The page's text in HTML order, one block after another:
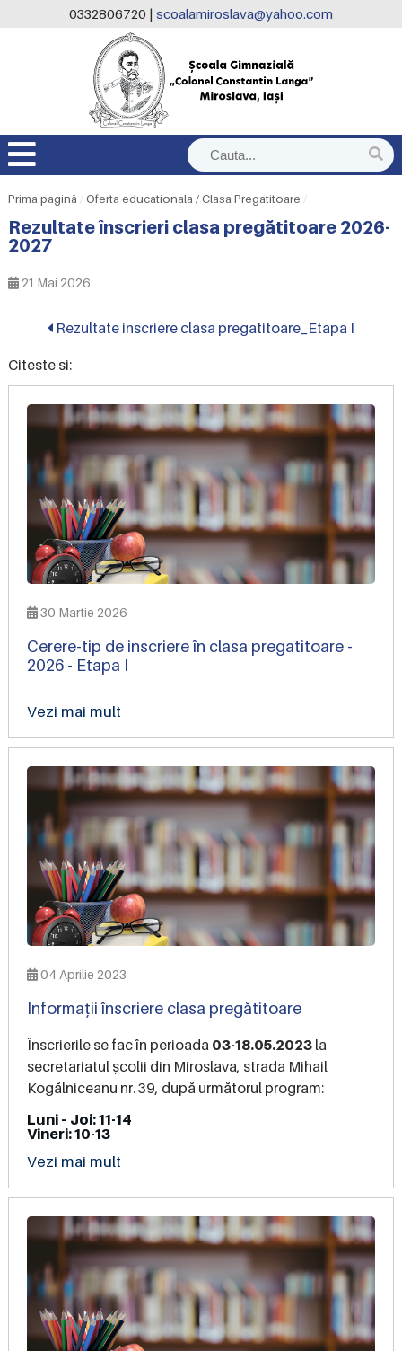
0332806720 | scoalamiroslava@yahoo.com
Prima pagină /Oferta educationala / Clasa Pregatitoare /
Rezultate înscrieri clasa pregătitoare 2026-
2027
21 Mai 2026
Rezultate inscriere clasa pregatitoare_Etapa I
Citeste si:
30 Martie 2026
Cerere-tip de inscriere în clasa pregatitoare -
2026 - Etapa I
Vezi mai mult
04 Aprilie 2023
Informații înscriere clasa pregătitoare
Înscrierile se fac în perioada 03-18.05.2023la
secretariatul școlii din Miroslava, strada Mihail
Kogălniceanu nr. 39, după următorul program:
Luni – Joi: 11-14
Vineri: 10-13
Vezi mai mult